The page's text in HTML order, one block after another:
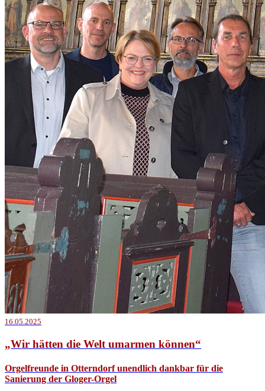
16.05.2025
„Wir hätten die Welt umarmen können“
Orgelfreunde in Otterndorf unendlich dankbar für die
Sanierung der Gloger-Orgel